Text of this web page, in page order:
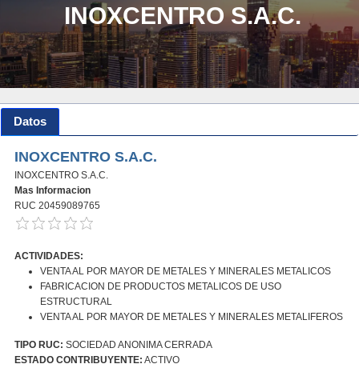
INOXCENTRO S.A.C.
Datos
INOXCENTRO S.A.C.
INOXCENTRO S.A.C.
Mas Informacion
RUC 20459089765
ACTIVIDADES:
VENTA AL POR MAYOR DE METALES Y MINERALES METALICOS
FABRICACION DE PRODUCTOS METALICOS DE USO
ESTRUCTURAL
VENTA AL POR MAYOR DE METALES Y MINERALES METALIFEROS
TIPO RUC: SOCIEDAD ANONIMA CERRADA
ESTADO CONTRIBUYENTE: ACTIVO